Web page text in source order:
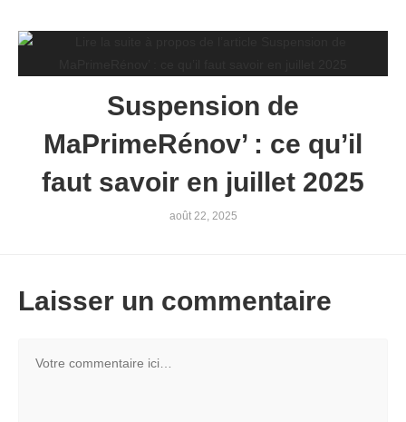
Suspension de
MaPrimeRénov’ : ce qu’il
faut savoir en juillet 2025
août 22, 2025
Laisser un commentaire